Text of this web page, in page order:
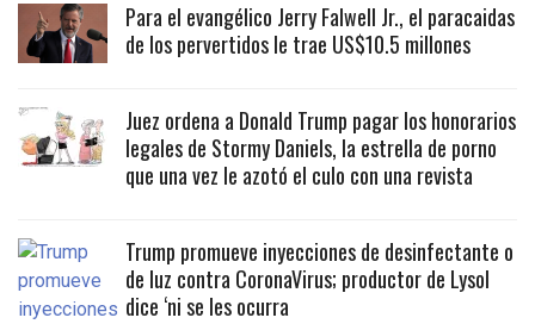
Para el evangélico Jerry Falwell Jr., el paracaidas
de los pervertidos le trae US$10.5 millones
Juez ordena a Donald Trump pagar los honorarios
legales de Stormy Daniels, la estrella de porno
que una vez le azotó el culo con una revista
Trump promueve inyecciones de desinfectante o
de luz contra CoronaVirus; productor de Lysol
dice ‘ni se les ocurra